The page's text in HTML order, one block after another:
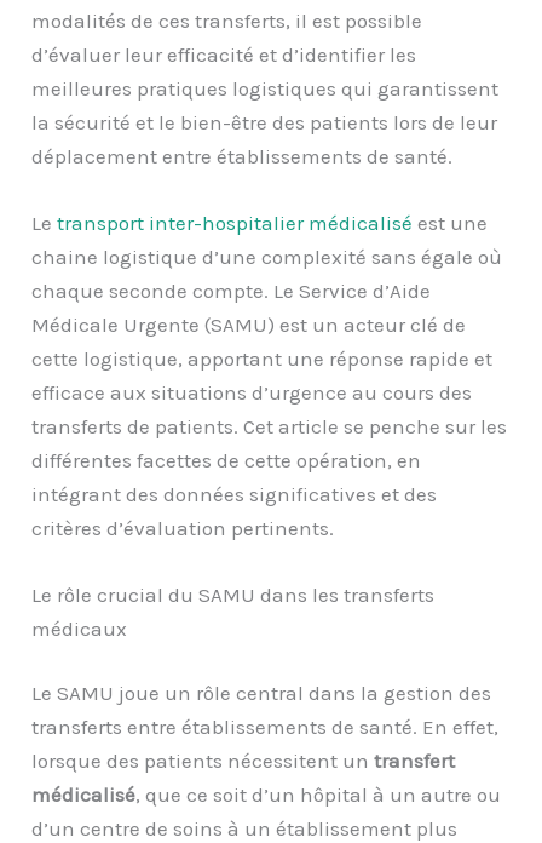
modalités de ces transferts, il est possible
d’évaluer leur efficacité et d’identifier les
meilleures pratiques logistiques qui garantissent
la sécurité et le bien-être des patients lors de leur
déplacement entre établissements de santé.
Letransport inter-hospitalier médicalisé est une
chaine logistique d’une complexité sans égale où
chaque seconde compte. Le Service d’Aide
Médicale Urgente (SAMU) est un acteur clé de
cette logistique, apportant une réponse rapide et
efficace aux situations d’urgence au cours des
transferts de patients. Cet article se penche sur les
différentes facettes de cette opération, en
intégrant des données significatives et des
critères d’évaluation pertinents.
Le rôle crucial du SAMU dans les transferts
médicaux
Le SAMU joue un rôle central dans la gestion des
transferts entre établissements de santé. En effet,
lorsque des patients nécessitent untransfert
médicalisé, que ce soit d’un hôpital à un autre ou
d’un centre de soins à un établissement plus